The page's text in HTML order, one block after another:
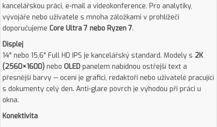
kancelářskou práci, e-mail a videokonference. Pro analytiky,
vývojáře nebo uživatele s mnoha záložkami v prohlížeči
doporučujeme Core Ultra 7 nebo Ryzen 7.
Displej
14" nebo 15,6" Full HD IPS je kancelářský standard. Modely s 2K
(2560×1600) nebo OLED panelem nabídnou ostřejší text a
přesnější barvy — ocení je grafici, redaktoři nebo uživatelé pracující
s dokumenty celý den. Anti-glare povrch je výhodou při práci u
okna.
Konektivita